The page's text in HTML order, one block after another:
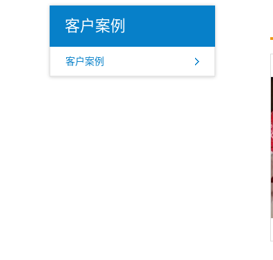
客户案例
客户案例